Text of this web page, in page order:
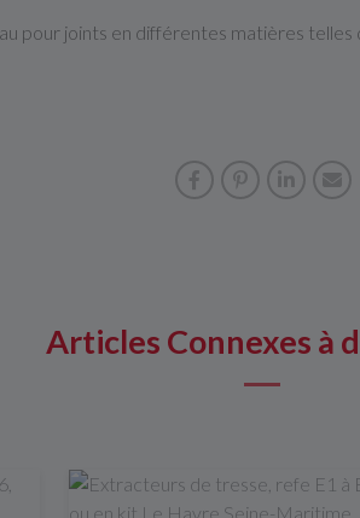
pour joints en différentes matières
Articles Connexes à